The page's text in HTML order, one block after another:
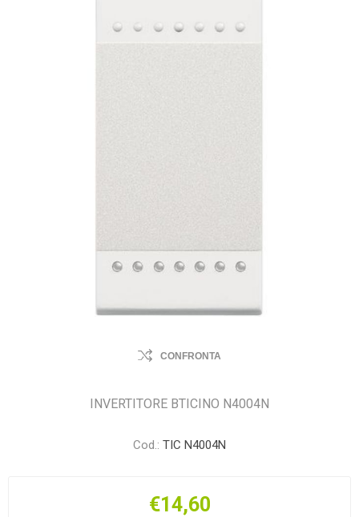
CONFRONTA
INVERTITORE BTICINO N4004N
Cod.: TIC N4004N
€14,60